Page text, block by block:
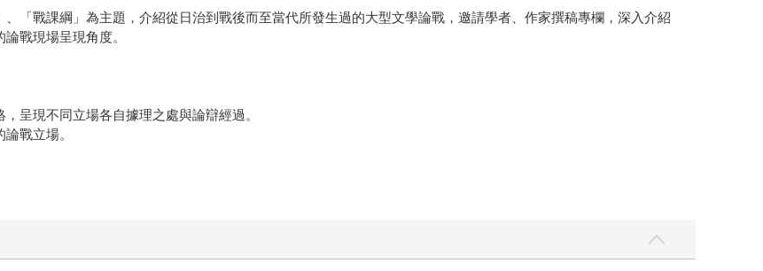
「戰課綱」為主題，介紹從日治到戰後而至當代所發生過的大型文學論戰，邀請學者、作家撰稿專欄，深入介紹
戰現場呈現角度。
呈現不同立場各自據理之處與論辯經過。
戰立場。